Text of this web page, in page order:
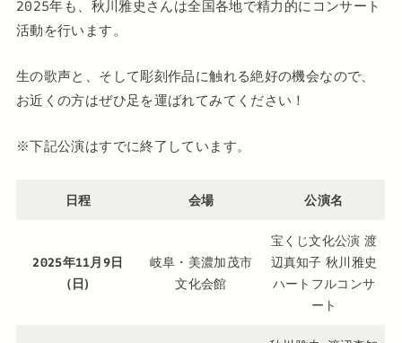
2025年も、秋川雅史さんは全国各地で精力的にコンサート
活動を行います。
生の歌声と、そして彫刻作品に触れる絶好の機会なので、
お近くの方はぜひ足を運ばれてみてください！
※下記公演はすでに終了しています。
日程 会場 公演名
2025年11月9日
(日)
岐阜・美濃加茂市
文化会館
宝くじ文化公演 渡
辺真知子 秋川雅史
ハートフルコンサ
ート